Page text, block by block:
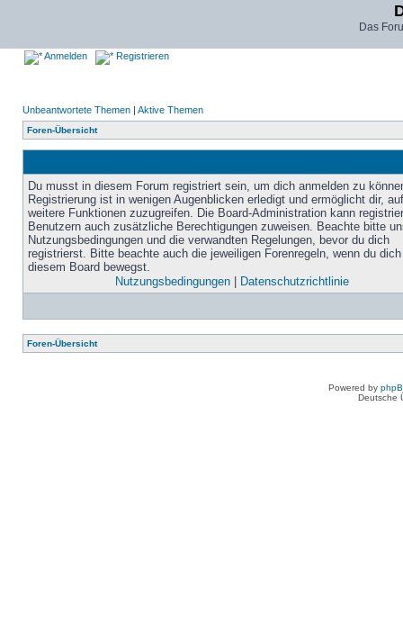
Das
Anmelden Registrieren
Unbeantwortete Themen | Aktive Themen
Foren-Übersicht
Du musst in diesem Forum registriert sein, um dich anmelden zu
Registrierung ist in wenigen Augenblicken erledigt und ermöglicht dir, auf
weitere Funktionen zuzugreifen. Die Board-Administration kann
Benutzern auch zusätzliche Berechtigungen zuweisen. Beachte bitte
Nutzungsbedingungen und die verwandten Regelungen, bevor du dich
registrierst. Bitte beachte auch die jeweiligen Forenregeln, wenn du
diesem Board bewegst.
Nutzungsbedingungen| Datenschutzrichtlinie
Foren-Übersicht
Powered by
Deutsche